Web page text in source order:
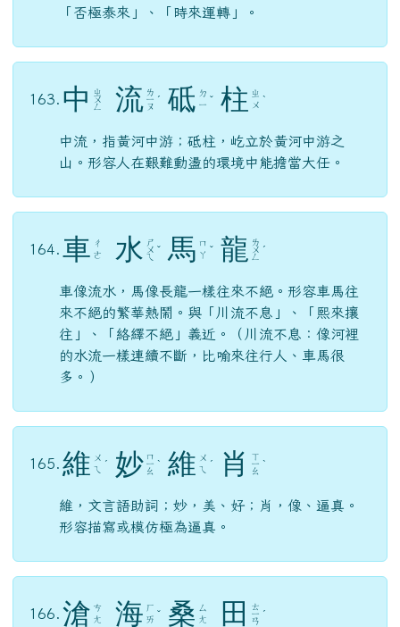
「否極泰來」、「時來運轉」。
163. 中 ㄓ
ㄨ
ㄥ 流 ㄌ
ㄧ
ㄡ
ˊ 砥 ㄉ
ㄧ ˇ 柱 ㄓ
ㄨ ˋ
中流，指黃河中游；砥柱，屹立於黃河中游之
山。形容人在艱難動盪的環境中能擔當大任。
164. 車 ㄔ
ㄜ
水 ㄕ
ㄨ
ㄟ
ˇ 馬 ㄇ
ㄚ ˇ 龍 ㄌ
ㄨ
ㄥ
ˊ
車像流水，馬像長龍一樣往來不絕。形容車馬往
來不絕的繁華熱鬧。與「川流不息」、「熙來攘
往」、「絡繹不絕」義近。（川流不息：像河裡
的水流一樣連續不斷，比喻來往行人、車馬很
多。）
165. 維 ㄨ
ㄟ
ˊ 妙 ㄇ
ㄧ
ㄠ
ˋ 維 ㄨ
ㄟ
ˊ 肖 ㄒ
ㄧ
ㄠ
ˋ
維，文言語助詞；妙，美、好；肖，像、逼真。
形容描寫或模仿極為逼真。
166. 滄 ㄘ
ㄤ
海 ㄏ
ㄞ ˇ 桑 ㄙ
ㄤ
田 ㄊ
ㄧ
ㄢ
ˊ